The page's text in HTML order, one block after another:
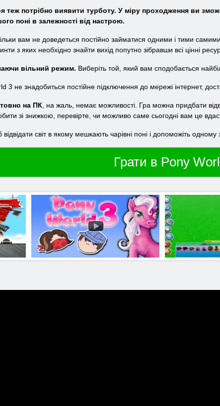
теж потрібно виявити турботу. У міру проходження ви
поні в залежності від настрою.
вам не доведеться постійно займатися одними і тими
з яких необхідно знайти вихід попутно зібравши всі цінні
вільний режим. Виберіть той, який вам сподобається
3 не знадобиться постійне підключення до мережі інтернет,
на ПК , на жаль, немає можливості. Гра можна придбати
зі знижкою, перевірте, чи можливо саме сьогодні вам це
світ в якому мешкають чарівні поні і допоможіть
Грати в Pony